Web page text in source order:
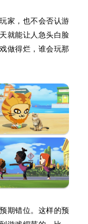
家，也不会否认游
就能让人急头白脸
做得烂，谁会玩那
期错位。这样的预